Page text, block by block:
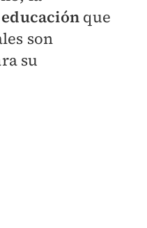
que
son
su